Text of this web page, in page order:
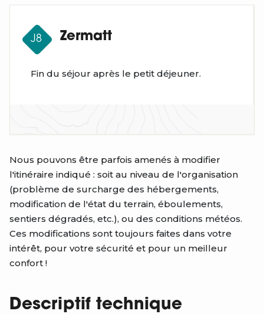
J8 Zermatt
Fin du séjour après le petit déjeuner.
Nous pouvons être parfois amenés à modifier
l'itinéraire indiqué : soit au niveau de l'organisation
(problème de surcharge des hébergements,
modification de l'état du terrain, éboulements,
sentiers dégradés, etc.), ou des conditions météos.
Ces modifications sont toujours faites dans votre
intérêt, pour votre sécurité et pour un meilleur
confort !
Descriptif technique